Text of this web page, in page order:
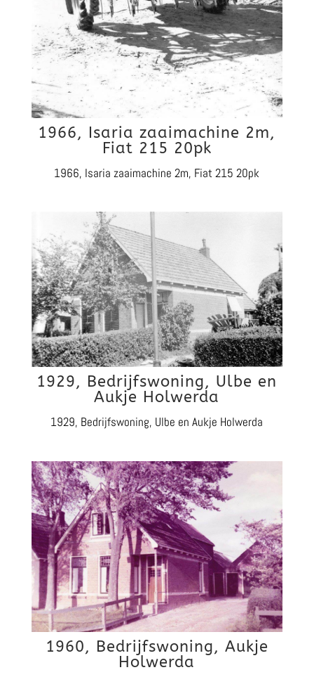
1966, Isaria zaaimachine 2m,
Fiat 215 20pk
1966, Isaria zaaimachine 2m, Fiat 215 20pk
1929, Bedrijfswoning, Ulbe en
Aukje Holwerda
1929, Bedrijfswoning, Ulbe en Aukje Holwerda
1960, Bedrijfswoning, Aukje
Holwerda